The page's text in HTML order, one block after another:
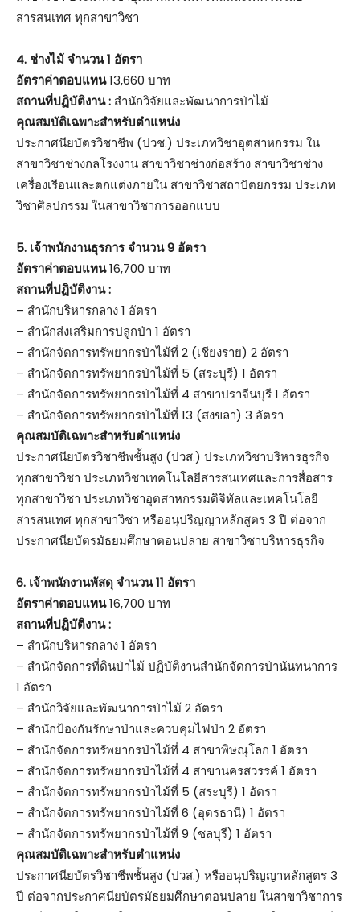
สารสนเทศ ทุกสาขาวิชา
4. ช่างไม้ จำนวน 1 อัตรา
อัตราค่าตอบแทน13,660 บาท
สถานที่ปฏิบัติงาน : สำนักวิจัยและพัฒนาการป่าไม้
คุณสมบัติเฉพาะสำหรับตำแหน่ง
ประกาศนียบัตรวิชาชีพ (ปวช.) ประเภทวิชาอุตสาหกรรม ใน
สาขาวิชาช่างกลโรงงาน สาขาวิชาช่างก่อสร้าง สาขาวิชาช่าง
เครื่องเรือนและตกแต่งภายใน สาขาวิชาสถาปัตยกรรม ประเภท
วิชาศิลปกรรม ในสาขาวิชาการออกแบบ
5. เจ้าพนักงานธุรการ จำนวน 9 อัตรา
อัตราค่าตอบแทน16,700 บาท
สถานที่ปฏิบัติงาน :
– สำนักบริหารกลาง 1 อัตรา
– สำนักส่งเสริมการปลูกป่า 1 อัตรา
– สำนักจัดการทรัพยากรป่าไม้ที่ 2 (เชียงราย) 2 อัตรา
– สำนักจัดการทรัพยากรป่าไม้ที่ 5 (สระบุรี) 1 อัตรา
– สำนักจัดการทรัพยากรป่าไม้ที่ 4 สาขาปราจีนบุรี 1 อัตรา
– สำนักจัดการทรัพยากรป่าไม้ที่ 13 (สงขลา) 3 อัตรา
คุณสมบัติเฉพาะสำหรับตำแหน่ง
ประกาศนียบัตรวิชาชีพชั้นสูง (ปวส.) ประเภทวิชาบริหารธุรกิจ
ทุกสาขาวิชา ประเภทวิชาเทคโนโลยีสารสนเทศและการสื่อสาร
ทุกสาขาวิชา ประเภทวิชาอุตสาหกรรมดิจิทัลและเทคโนโลยี
สารสนเทศ ทุกสาขาวิชา หรืออนุปริญญาหลักสูตร 3 ปี ต่อจาก
ประกาศนียบัตรมัธยมศึกษาตอนปลาย สาขาวิชาบริหารธุรกิจ
6. เจ้าพนักงานพัสดุ จำนวน 11 อัตรา
อัตราค่าตอบแทน16,700 บาท
สถานที่ปฏิบัติงาน :
– สำนักบริหารกลาง 1 อัตรา
– สำนักจัดการที่ดินป่าไม้ ปฏิบัติงานสำนักจัดการป่านันทนาการ
1 อัตรา
– สำนักวิจัยและพัฒนาการป่าไม้ 2 อัตรา
– สำนักป้องกันรักษาป่าและควบคุมไฟป่า 2 อัตรา
– สำนักจัดการทรัพยากรป่าไม้ที่ 4 สาขาพิษณุโลก 1 อัตรา
– สำนักจัดการทรัพยากรป่าไม้ที่ 4 สาขานครสวรรค์ 1 อัตรา
– สำนักจัดการทรัพยากรป่าไม้ที่ 5 (สระบุรี) 1 อัตรา
– สำนักจัดการทรัพยากรป่าไม้ที่ 6 (อุดรธานี) 1 อัตรา
– สำนักจัดการทรัพยากรป่าไม้ที่ 9 (ชลบุรี) 1 อัตรา
คุณสมบัติเฉพาะสำหรับตำแหน่ง
ประกาศนียบัตรวิชาชีพชั้นสูง (ปวส.) หรืออนุปริญญาหลักสูตร 3
ปี ต่อจากประกาศนียบัตรมัธยมศึกษาตอนปลาย ในสาขาวิชาการ